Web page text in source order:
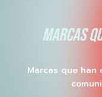
MARCAS
Marcas que han